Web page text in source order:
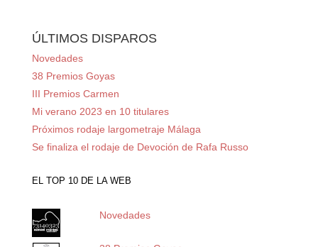
ÚLTIMOS DISPAROS
Novedades
38 Premios Goyas
III Premios Carmen
Mi verano 2023 en 10 titulares
Próximos rodaje largometraje Málaga
Se finaliza el rodaje de Devoción de Rafa Russo
EL TOP 10 DE LA WEB
Novedades